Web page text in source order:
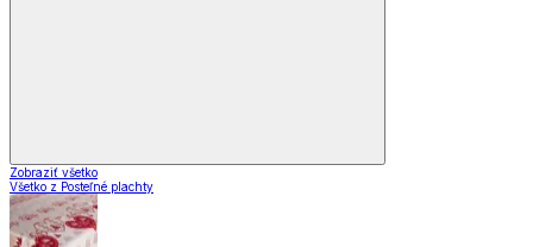
Zobraziť všetko
Všetko z Posteľné plachty